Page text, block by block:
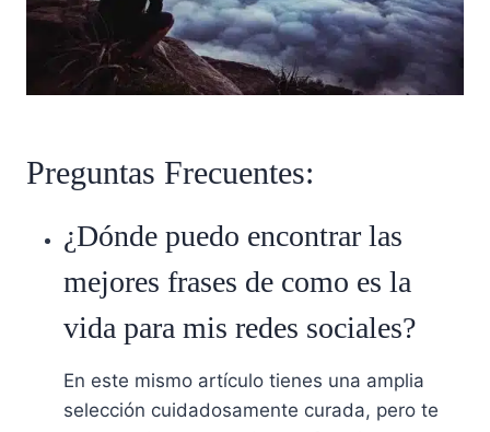
Preguntas Frecuentes:
¿Dónde puedo encontrar las
mejores frases de como es la
vida para mis redes sociales?
En este mismo artículo tienes una amplia
selección cuidadosamente curada, pero te